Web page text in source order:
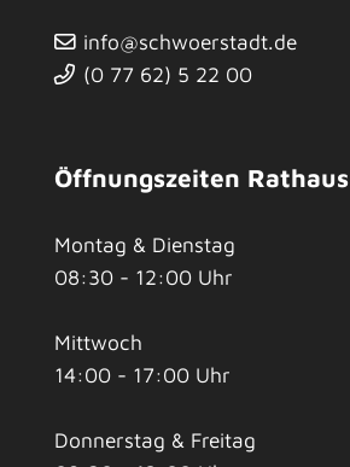
info@schwoerstadt.de
(0 77 62) 5 22 00
Öffnungszeiten Rathaus
Montag & Dienstag
08:30 - 12:00 Uhr
Mittwoch
14:00 - 17:00 Uhr
Donnerstag & Freitag